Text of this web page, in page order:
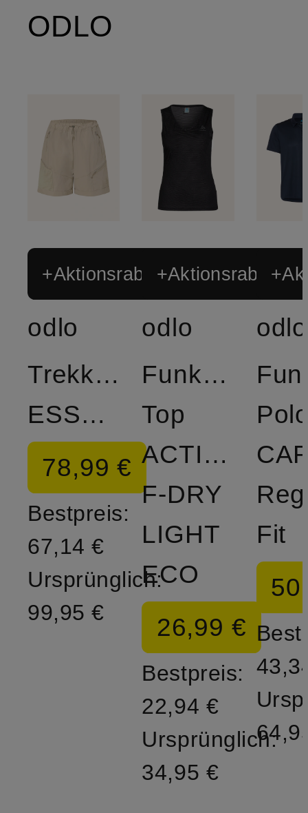
ODLO
+Aktionsrabatt
odlo
Trekkingshorts
ESSENTIAL
78,99 €
Bestpreis:
67,14 €
Ursprünglich:
99,95 €
+Aktionsrabatt
odlo
Top
ACTIVE
F-DRY
LIGHT
ECO
26,99 €
Bestpreis:
22,94 €
Ursprünglich:
34,95 €
odlo
Fit